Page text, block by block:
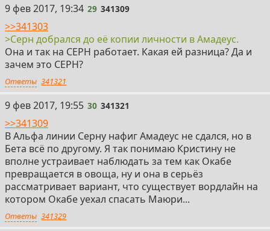
29
9 фев 2017, 19:34 29 341309
>>341303
>Серн добрался до её копии личности в Амадеус.
Она и так на СЕРН работает. Какая ей разница? Да и
зачем это СЕРН?
Ответы 341321
30
9 фев 2017, 19:55 30 341321
>>341309
В Альфа линии Серну нафиг Амадеус не сдался, но в
Бета всё по другому. Я так понимаю Кристину не
вполне устраивает наблюдать за тем как Окабе
превращается в овоща, ну и она в серьёз
рассматривает вариант, что существует вордлайн на
котором Окабе уехал спасать Маюри...
Ответы 341329